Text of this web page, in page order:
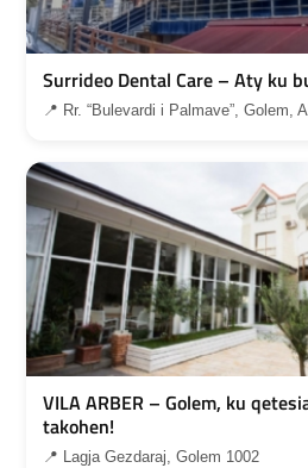
Surrideo Dental Care – Aty ku
📍 Rr. “Bulevardi i Palmave”, Golem,
VILA ARBER – Golem, ku
takohen!
📍 Lagja Gezdaraj, Golem 1002